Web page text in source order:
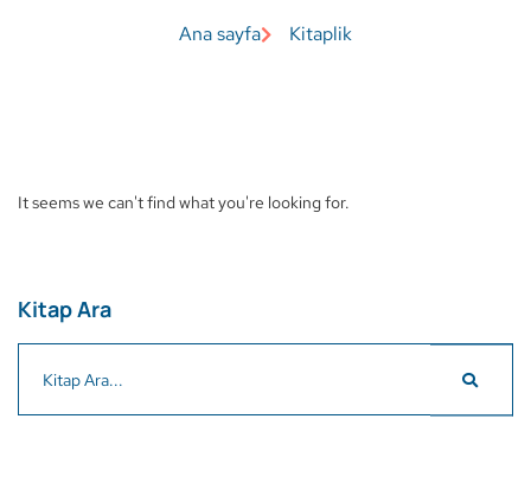
Ana sayfa Kitaplik
Kitap Ara
It seems we can't find what you're looking for.